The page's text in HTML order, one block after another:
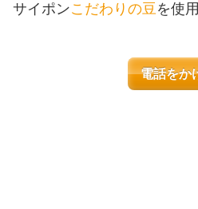
サイポンこだわりの豆を使用
電話をか